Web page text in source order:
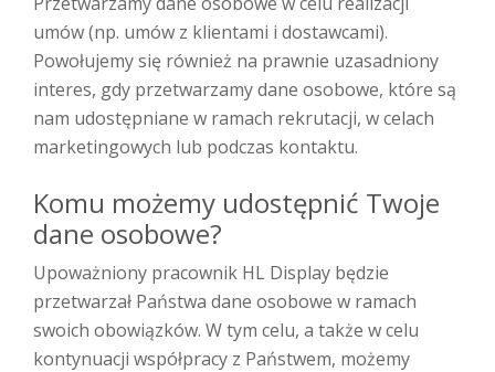
umów (np. umów z klientami i dostawcami).
Powołujemy się również na prawnie uzasadniony
interes, gdy przetwarzamy dane osobowe, które są
nam udostępniane w ramach rekrutacji, w celach
marketingowych lub podczas kontaktu.
Komu możemy udostępnić Twoje
dane osobowe?
Upoważniony pracownik HL Display będzie
przetwarzał Państwa dane osobowe w ramach
swoich obowiązków. W tym celu, a także w celu
kontynuacji współpracy z Państwem, możemy